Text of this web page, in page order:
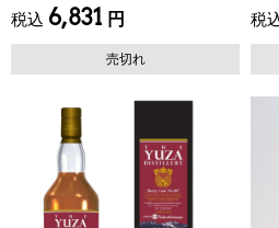
税込 6,831 円
売切れ
税